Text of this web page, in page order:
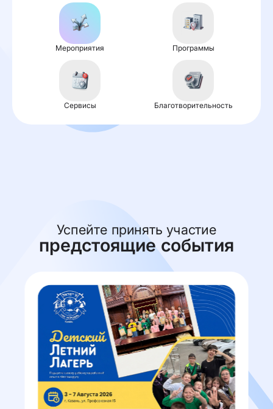
Мероприятия Программы
Сервисы Благотворительность
Успейте принять участие
предстоящие события